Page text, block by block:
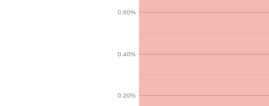
0.20%
0.40%
0.60%